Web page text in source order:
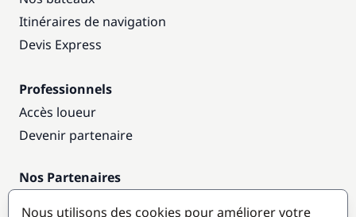
Itinéraires de navigation
Devis Express
Professionnels
Accès loueur
Devenir partenaire
Nos Partenaires
Nous utilisons des cookies pour améliorer votre